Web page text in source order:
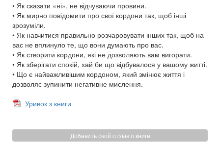
• Як сказати «ні», не відчуваючи провини.
• Як мирно повідомити про свої кордони так, щоб інші
зрозуміли.
• Як навчитися правильно розчаровувати інших так, щоб на
вас не вплинуло те, що вони думають про вас.
• Як створити кордони, які не дозволяють вам вигорати.
• Як зберігати спокій, хай би що відбувалося у вашому житті.
• Що є найважливішим кордоном, який змінює життя і
дозволяє зупинити негативне мислення.
Уривок з книги
Добавить свой отзыв о книге